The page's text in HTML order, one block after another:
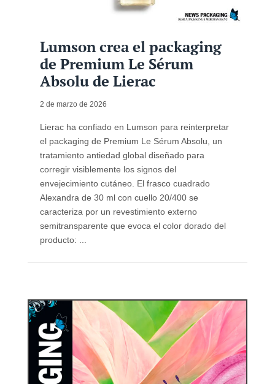
Lumson crea el packaging
de Premium Le Sérum
Absolu de Lierac
2 de marzo de 2026
Lierac ha confiado en Lumson para reinterpretar
el packaging de Premium Le Sérum Absolu, un
tratamiento antiedad global diseñado para
corregir visiblemente los signos del
envejecimiento cutáneo. El frasco cuadrado
Alexandra de 30 ml con cuello 20/400 se
caracteriza por un revestimiento externo
semitransparente que evoca el color dorado del
producto: ...